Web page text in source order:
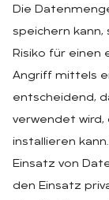
Die
speichern
Risiko für einen
Angriff mittels
entscheidend,
verwendet wird,
installieren
Einsatz von
den Einsatz